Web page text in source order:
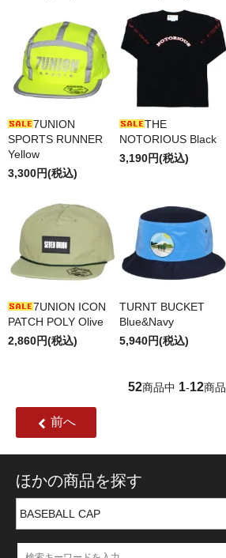
7UNION
SPORTS RUNNER
Yellow
3,300円(税込)
THE
NOTORIOUS Black
3,190円(税込)
7UNION ICON
PATCH POLY Olive
2,860円(税込)
TURNT BUCKET
Blue&Navy
5,940円(税込)
52商品中 1-12商品
前へ
ほかの商品を探す